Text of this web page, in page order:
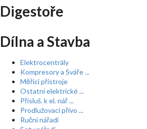
Digestoře
Dílna a Stavba
Elektrocentrály
Kompresory a Sváře ...
Měřící přístroje
Ostatní elektrické ...
Přísluš. k el. nář ...
Prodlužovací přívo ...
Ruční nářadí